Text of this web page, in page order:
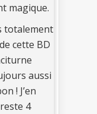
magique.
totalement
cette BD
aussi
! J’en
4